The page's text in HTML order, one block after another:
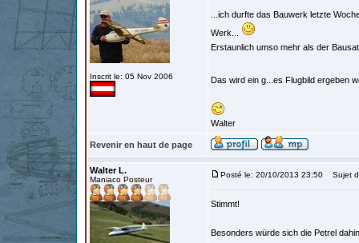
Inscrit le: 05 Nov 2006
...ich durfte das Bauwerk letzte
Werk...
Erstaunlich umso mehr als der
Das wird ein g...es Flugbild ergeben
Walter
Revenir en haut de page
Walter L.
Maniaco Posteur
Posté le: 20/10/2013 23:50 Sujet
Stimmt!
Besonders würde sich die Petrel